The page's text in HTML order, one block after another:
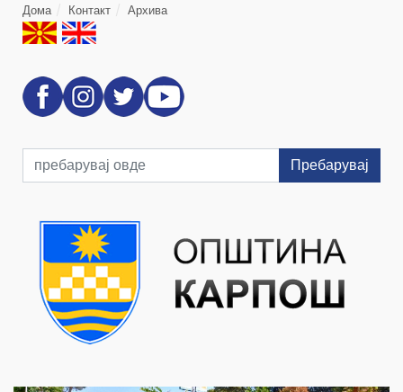
Дома Контакт Архива
Пребарувај